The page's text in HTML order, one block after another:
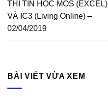
THI TIN HỌC MOS (EXCEL)
VÀ IC3 (Living Online) –
02/04/2019
BÀI VIẾT VỪA XEM